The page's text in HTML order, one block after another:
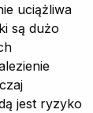
uciążliwa
są dużo
jest ryzyko